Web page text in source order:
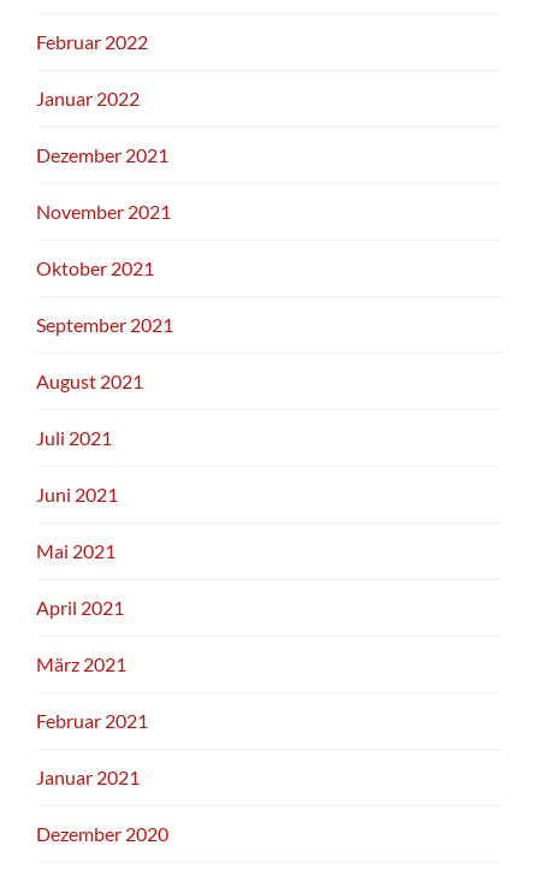
Februar 2022
Januar 2022
Dezember 2021
November 2021
Oktober 2021
September 2021
August 2021
Juli 2021
Juni 2021
Mai 2021
April 2021
März 2021
Februar 2021
Januar 2021
Dezember 2020